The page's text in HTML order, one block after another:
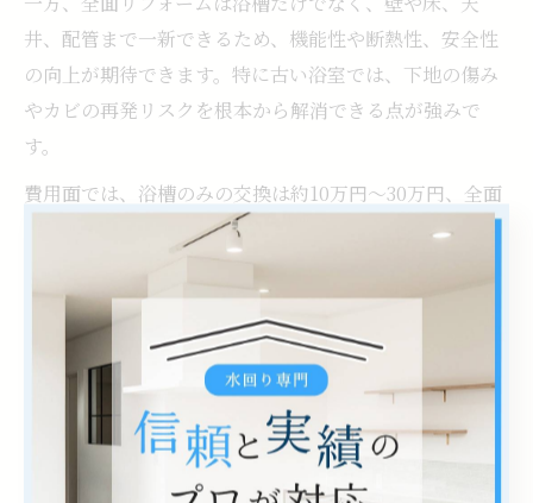
井、配管まで一新できるため、機能性や断熱性、安全性
の向上が期待できます。特に古い浴室では、下地の傷み
やカビの再発リスクを根本から解消できる点が強みで
す。
費用面では、浴槽のみの交換は約10万円～30万円、全面
リフォームは50万円以上が目安となることが多いです
が、設備グレードや施工内容で大きく変動します。自宅
の現状や将来の計画に合わせて、どちらが最適かを見極
めましょう。
浴室リフォームでおすすめの部分補修と効果的な活用
浴室リフォームでは、浴槽や壁の部分補修・リペアが費